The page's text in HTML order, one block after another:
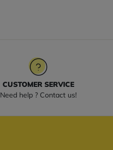
CUSTOMER SERVICE
Need help ? Contact us!